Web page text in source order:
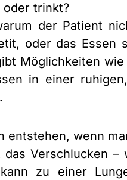
oder trinkt?
der Patient
oder das
Möglichkeiten
in einer
entstehen, wenn
Verschlucken
zu einer